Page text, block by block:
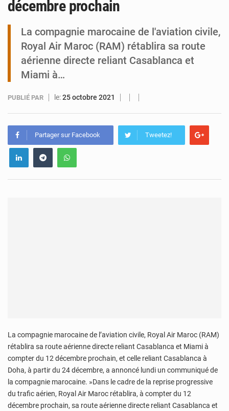
décembre prochain
La compagnie marocaine de l'aviation civile,
Royal Air Maroc (RAM) rétablira sa route
aérienne directe reliant Casablanca et
Miami à…
PUBLIÉ PAR le:25 octobre 2021
Partager sur Facebook Tweetez!
La compagnie marocaine de l’aviation civile, Royal Air Maroc (RAM)
rétablira sa route aérienne directe reliant Casablanca et Miami à
compter du 12 décembre prochain, et celle reliant Casablanca à
Doha, à partir du 24 décembre, a annoncé lundi un communiqué de
la compagnie marocaine. »Dans le cadre de la reprise progressive
du trafic aérien, Royal Air Maroc rétablira, à compter du 12
décembre prochain, sa route aérienne directe reliant Casablanca et